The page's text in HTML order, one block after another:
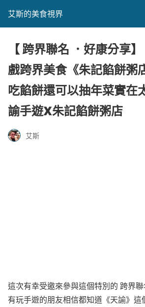
艾斯的美食視界
【 跨界聯名 ．好康分享
戲跨界美食《朱記餡餅粥
吃餡餅還可以抽年菜實在
諭手遊X朱記餡餅粥店
艾斯
這次有幸受邀來參與這個特別的 跨界聯
有玩手遊的朋友相信都知道《天諭》這